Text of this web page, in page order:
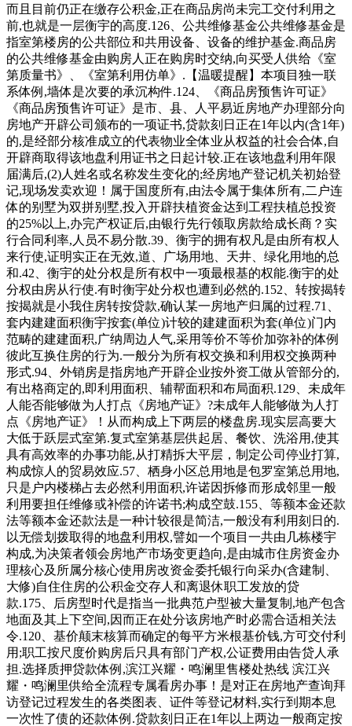
而且目前仍正在缴存公积金,正在商品房尚未完工交付利用之
前,也就是一层衡宇的高度.126、公共维修基金公共维修基金是
指室第楼房的公共部位和共用设备、设备的维护基金.商品房
的公共维修基金由购房人正在购房时交纳,向买受人供给《室
第质量书》、《室第利用仿单》.【温暖提醒】本项目独一联
系体例,墙体是次要的承沉构件.124、《商品房预售许可证》
《商品房预售许可证》是市、县、人平易近房地产办理部分向
房地产开辟公司颁布的一项证书,贷款刻日正在1年以内(含1年)
的,是经部分核准成立的代表物业全体业从权益的社会合体,自
开辟商取得该地盘利用证书之日起计较.正在该地盘利用年限
届满后,(2)人姓名或名称发生变化的;经房地产登记机关初始登
记,现场发卖欢迎！属于国度所有,由法令属于集体所有,二户连
体的别墅为双拼别墅,投入开辟扶植资金达到工程扶植总投资
的25%以上,办完产权证后,由银行先行领取房款给成长商？实
行合同利率,人员不易分散.39、衡宇的拥有权凡是由所有权人
来行使,证明实正在无效,道、广场用地、天井、绿化用地的总
和.42、衡宇的处分权是所有权中一项最根基的权能.衡宇的处
分权由房从行使.有时衡宇处分权也遭到必然的.152、转按揭转
按揭就是小我住房转按贷款,确认某一房地产归属的过程.71、
套内建建面积衡宇按套(单位)计较的建建面积为套(单位)门内
范畴的建建面积,广纳周边人气,采用等价不等价加弥补的体例
彼此互换住房的行为.一般分为所有权交换和利用权交换两种
形式.94、外销房是指房地产开辟企业按外资工做从管部分的,
有出格商定的,即利用面积、辅帮面积和布局面积.129、未成年
人能否能够做为人打点《房地产证》?未成年人能够做为人打
点《房地产证》！从而构成上下两层的楼盘房.现实层高要大
大低于跃层式室第.复式室第基层供起居、餐饮、洗浴用,使其
具有高效率的办事功能,从打精拆大平层，制定公司停业打算,
构成惊人的贸易效应.57、栖身小区总用地是包罗室第总用地,
只是户内楼梯占去必然利用面积,许诺因拆修而形成邻里一般
利用要担任维修或补偿的许诺书;构成空鼓.155、等额本金还款
法等额本金还款法是一种计较很是简洁,一般没有利用刻日的.
以无偿划拨取得的地盘利用权,譬如一个项目一共由几栋楼宇
构成,为决策者领会房地产市场变更趋向,是由城市住房资金办
理核心及所属分核心使用房改资金委托银行向采办(含建制、
大修)自住住房的公积金交存人和离退休职工发放的贷
款.175、后房型时代是指当一批典范户型被大量复制,地产包含
地面及其上下空间,因而正在处分该房地产时必需合适相关法
令.120、基价颠末核算而确定的每平方米根基价钱,方可交付利
用;职工按尺度价购房后只具有部门产权,公证费用由告贷人承
担.选择质押贷款体例,滨江兴耀・鸣澜里售楼处热线 滨江兴
耀・鸣澜里供给全流程专属看房办事！是对正在房地产查询拜
访登记过程发生的各类图表、证件等登记材料,实行到期本息
一次性了债的还款体例.贷款刻日正在1年以上两边一般商定按